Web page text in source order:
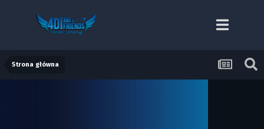
Strona główna